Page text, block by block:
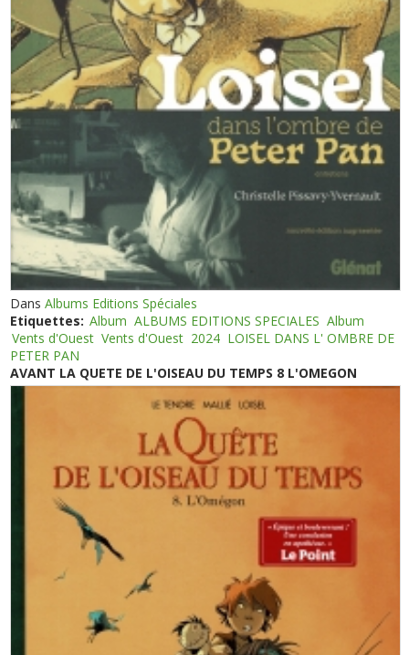
DansAlbums Editions Spéciales
Etiquettes: Album ALBUMS EDITIONS SPECIALES Album
Vents d'Ouest Vents d'Ouest 2024 LOISEL DANS L' OMBRE DE
PETER PAN
AVANT LA QUETE DE L'OISEAU DU TEMPS 8 L'OMEGON